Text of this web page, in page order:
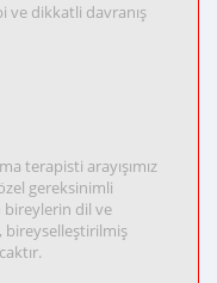
ve dikkatli davranış
terapisti arayışımız
gereksinimli
bireylerin dil ve
bireyselleştirilmiş